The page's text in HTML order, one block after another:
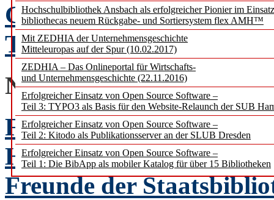
Hochschulbibliothek Ansbach als erfolgreicher Pionier im
bibliothecas neuem Rückgabe- und Sortiersystem flex AMH™
Mit ZEDHIA der Unternehmensgeschichte
Mitteleuropas auf der Spur (10.02.2017)
ZEDHIA – Das Onlineportal für Wirtschafts-
und Unternehmensgeschichte (22.11.2016)
Erfolgreicher Einsatz von Open Source Software –
Teil 3: TYPO3 als Basis für den Website-Relaunch der SUB
Erfolgreicher Einsatz von Open Source Software –
Teil 2: Kitodo als Publikationsserver an der SLUB Dresden
Erfolgreicher Einsatz von Open Source Software –
Teil 1: Die BibApp als mobiler Katalog für über 15 Bibliotheken
Georg Ruppelt
Teil VI: Gegenwart und
Für Bücher und
Helen Jakisch
Freunde der